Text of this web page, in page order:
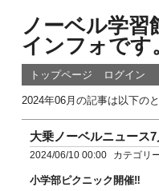
ノーベル学習
インフォです
トップページ ログイン
2024年06月の記事は以下のと
大乗ノーベルニュース
2024/06/10 00:00 カテゴリ
小学部ピクニック開催‼